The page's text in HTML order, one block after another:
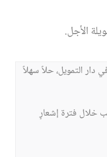
الأجل.
دار التمويل، حلاً سهلاً
خلال فترة إشعارٍ